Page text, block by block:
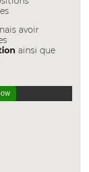
avoir
ainsi que